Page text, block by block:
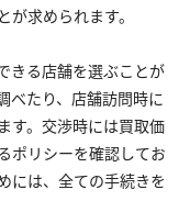
求められます。
きる店舗を選ぶことが
べたり、店舗訪問時に
す。交渉時には買取価
ポリシーを確認してお
には、全ての手続きを